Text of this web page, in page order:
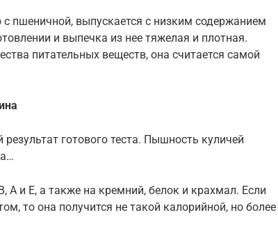
пшеничной, выпускается с низким содержанием
и выпечка из нее тяжелая и плотная.
питательных веществ, она считается самой
готового теста. Пышность куличей
А и Е, а также на кремний, белок и крахмал. Если
то она получится не такой калорийной, но более